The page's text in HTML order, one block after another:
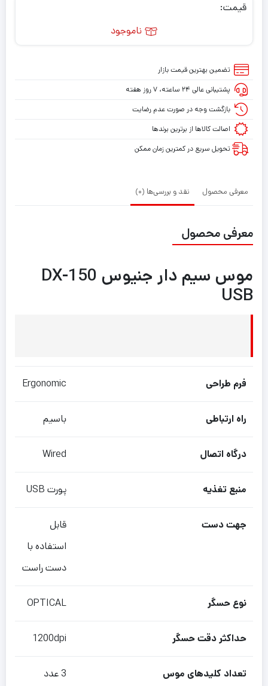
قیمت:
ناموجود
تضمین بهترین قیمت بازار
پشتیبانی عالی ۲۴ ساعته، ۷ روز هفته
بازگشت وجه در صورت عدم رضایت
اصالت کالاها از برترین برندها
تحویل سریع در کمترین زمان ممکن
معرفی محصول نقد و بررسی‌ها (0)
معرفی محصول
موس سیم دار جنیوس DX-150
USB
فرم طراحی Ergonomic
راه ارتباطی باسیم
درگاه اتصال Wired
منبع تغذیه پورت USB
جهت دست
قابل
استفاده با
دست راست
نوع حسگر OPTICAL
حداکثر دقت حسگر 1200dpi
تعداد کلیدهای موس 3 عدد